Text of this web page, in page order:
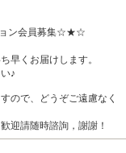
ン会員募集☆★☆
早くお届けします。
♪
ので、どうぞご遠慮なく
迎請随時諮詢，謝謝！